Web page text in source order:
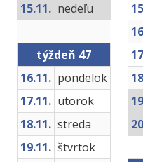
15.11. nedeľu
týždeň 47
16.11. pondelok
17.11. utorok
18.11. streda
19.11. štvrtok